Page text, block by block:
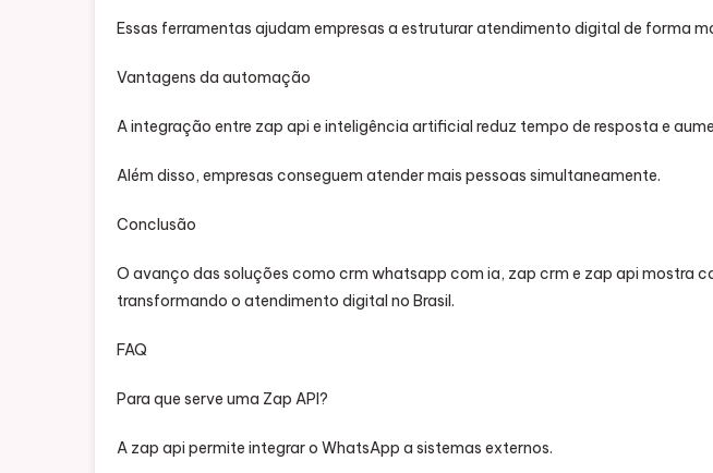
Essas ferramentas ajudam empresas a estruturar atendimento digital de forma
Vantagens da automação
A integração entre zap api e inteligência artificial reduz tempo de resposta e
Além disso, empresas conseguem atender mais pessoas simultaneamente.
Conclusão
O avanço das soluções como crm whatsapp com ia, zap crm e zap api mostra
transformando o atendimento digital no Brasil.
FAQ
Para que serve uma Zap API?
A zap api permite integrar o WhatsApp a sistemas externos.